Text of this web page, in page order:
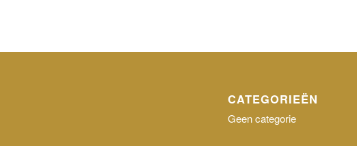
CATEGORIEËN
Geen categorie